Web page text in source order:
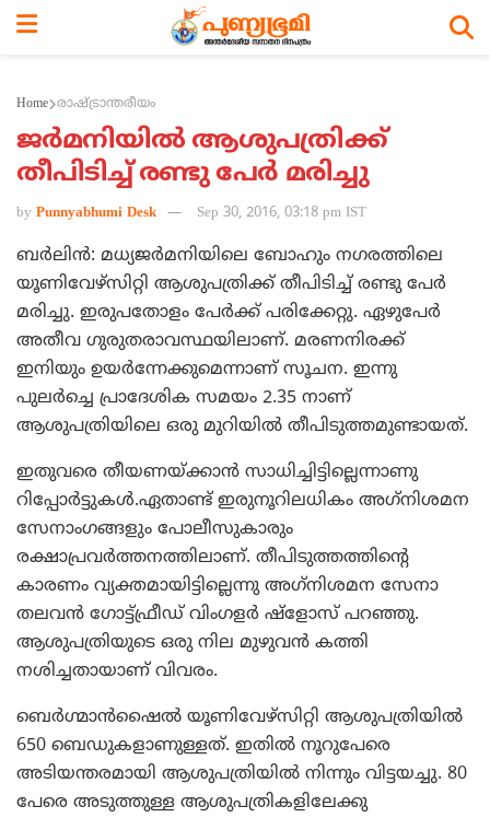
Home രാഷ്ട്രാന്തരീയം
ജര്‍മനിയില്‍ ആശുപത്രിക്ക്
തീപിടിച്ച് രണ്ടു പേര്‍ മരിച്ചു
by Punnyabhumi Desk Sep 30, 2016, 03:18 pm IST
ബര്‍ലിന്‍: മധ്യജര്‍മനിയിലെ ബോഹും നഗരത്തിലെ
യൂണിവേഴ്‌സിറ്റി ആശുപത്രിക്ക് തീപിടിച്ച് രണ്ടു പേര്‍
മരിച്ചു. ഇരുപതോളം പേര്‍ക്ക് പരിക്കേറ്റു. ഏഴുപേര്‍
അതീവ ഗുരുതരാവസ്ഥയിലാണ്. മരണനിരക്ക്
ഇനിയും ഉയര്‍ന്നേക്കുമെന്നാണ് സൂചന. ഇന്നു
പുലര്‍ച്ചെ പ്രാദേശിക സമയം 2.35 നാണ്
ആശുപത്രിയിലെ ഒരു മുറിയില്‍ തീപിടുത്തമുണ്ടായത്.
ഇതുവരെ തീയണയ്ക്കാന്‍ സാധിച്ചിട്ടില്ലെന്നാണു
റിപ്പോര്‍ട്ടുകള്‍.ഏതാണ്ട് ഇരുനൂറിലധികം അഗ്‌നിശമന
സേനാംഗങ്ങളും പോലീസുകാരും
രക്ഷാപ്രവര്‍ത്തനത്തിലാണ്. തീപിടുത്തത്തിന്റെ
കാരണം വ്യക്തമായിട്ടില്ലെന്നു അഗ്‌നിശമന സേനാ
തലവന്‍ ഗോട്ട്ഫ്രീഡ് വിംഗളര്‍ ഷ്‌ളോസ് പറഞ്ഞു.
ആശുപത്രിയുടെ ഒരു നില മുഴുവന്‍ കത്തി
നശിച്ചതായാണ് വിവരം.
ബെര്‍ഗ്മാന്‍ഷൈല്‍ യൂണിവേഴ്‌സിറ്റി ആശുപത്രിയില്‍
650 ബെഡുകളാണുള്ളത്. ഇതില്‍ നൂറുപേരെ
അടിയന്തരമായി ആശുപത്രിയില്‍ നിന്നും വിട്ടയച്ചു. 80
പേരെ അടുത്തുള്ള ആശുപത്രികളിലേക്കു